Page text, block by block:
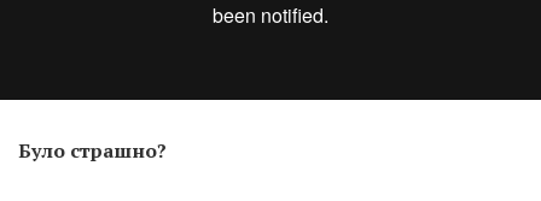
Було страшно?